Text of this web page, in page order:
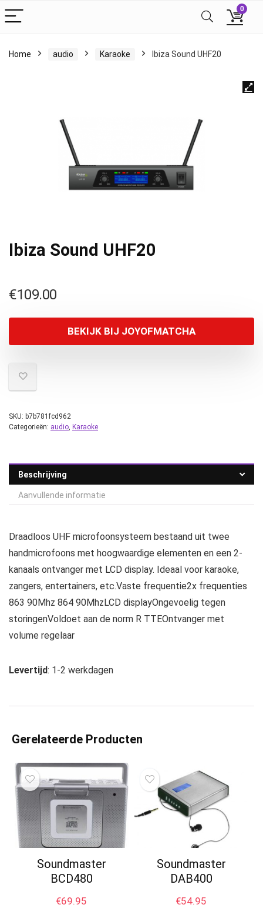
0
Home audio Karaoke Ibiza Sound UHF20
Ibiza Sound UHF20
€109.00
BEKIJK BIJ JOYOFMATCHA
SKU: b7b781fcd962
Categorieën: audio, Karaoke
Beschrijving
Aanvullende informatie
Draadloos UHF microfoonsysteem bestaand uit twee
handmicrofoons met hoogwaardige elementen en een 2-
kanaals ontvanger met LCD display. Ideaal voor karaoke,
zangers, entertainers, etc.Vaste frequentie2x frequenties
863 90Mhz 864 90MhzLCD displayOngevoelig tegen
storingenVoldoet aan de norm R TTEOntvanger met
volume regelaar
Levertijd: 1-2 werkdagen
Gerelateerde Producten
Soundmaster
BCD480
€69.95
Soundmaster
DAB400
€54.95